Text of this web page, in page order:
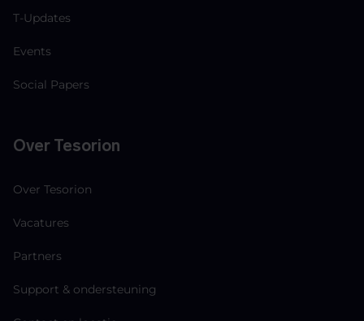
T-Updates
Events
Social Papers
Over Tesorion
Over Tesorion
Vacatures
Partners
Support & ondersteuning